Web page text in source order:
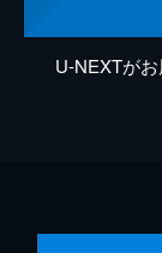
U-NEXTが